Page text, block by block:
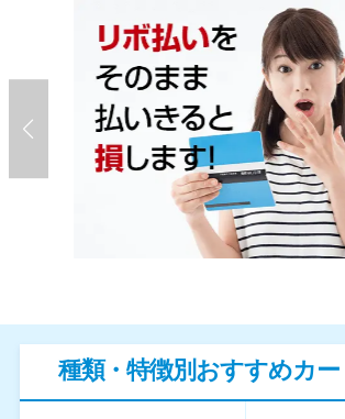
種類・特徴別おすすめカ